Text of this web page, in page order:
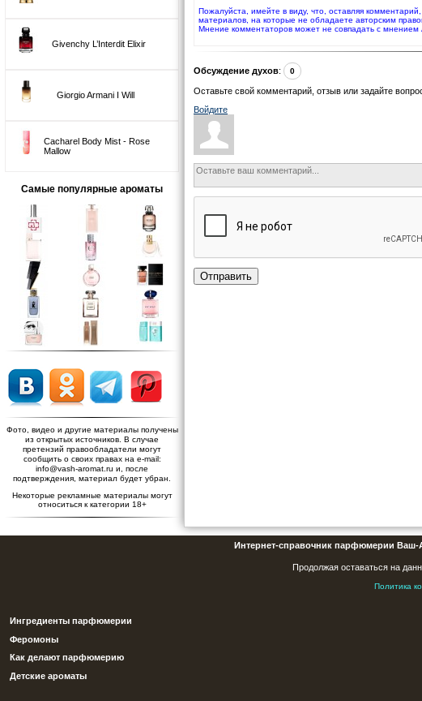
Givenchy L’Interdit Elixir
Giorgio Armani I Will
Cacharel Body Mist - Rose
Mallow
Самые популярные ароматы
Фото, видео и другие материалы получены
из открытых источников. В случае
претензий правообладатели могут
сообщить о своих правах на e-mail:
info@vash-aromat.ru и, после
подтверждения, материал будет убран.
Некоторые рекламные материалы могут
относиться к категории 18+
Пожалуйста, имейте в виду, что, оставляя
материалов, на которые не обладаете авторским
Мнение комментаторов может не совпадать с мнением
Обсуждение духов: 0
Оставьте свой комментарий, отзыв или задайте
Войдите
Отправить
Интернет-справочник парфюмерии Ваш-
Продолжая оставаться на
Политика
Ингредиенты парфюмерии
Феромоны
Как делают парфюмерию
Детские ароматы